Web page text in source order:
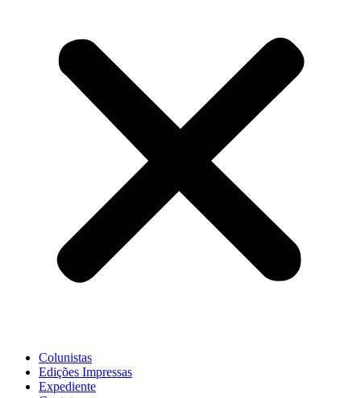
Colunistas
Edições Impressas
Expediente